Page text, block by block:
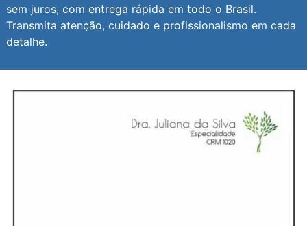
sem juros, com entrega rápida em todo o Brasil.
Transmita atenção, cuidado e profissionalismo em cada
detalhe.